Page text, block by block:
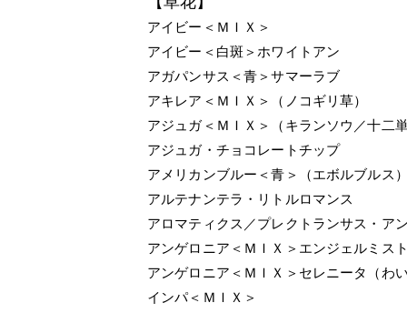
アイビー＜ＭＩＸ＞
アイビー＜白斑＞ホワイトアン
アガパンサス＜青＞サマーラブ
アキレア＜ＭＩＸ＞（ノコギリ草）
アジュガ＜ＭＩＸ＞（キランソウ／十二単
アジュガ・チョコレートチップ
アメリカンブルー＜青＞（エボルブルス）
アルテナンテラ・リトルロマンス
アロマティクス／プレクトランサス・ア
アンゲロニア＜ＭＩＸ＞エンジェルミスト
アンゲロニア＜ＭＩＸ＞セレニータ（わい
インパ＜ＭＩＸ＞